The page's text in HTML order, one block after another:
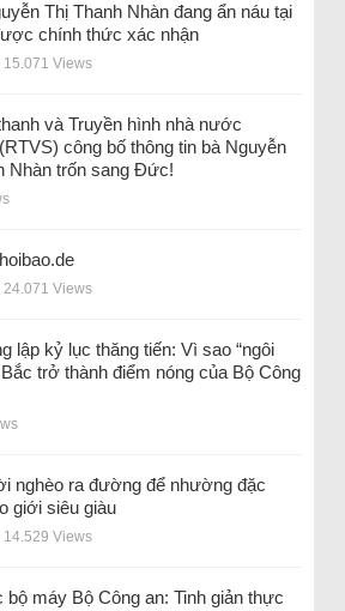
Thị Thanh Nhàn đang ẩn náu tại
chính thức xác nhận
15.071 Views
và Truyền hình nhà nước
công bố thông tin bà Nguyễn
Nhàn trốn sang Đức!
24.071 Views
lập kỷ lục thăng tiến: Vì sao “ngôi
trở thành điểm nóng của Bộ Công
nghèo ra đường để nhường đặc
giới siêu giàu
14.529 Views
bộ máy Bộ Công an: Tinh giản thực